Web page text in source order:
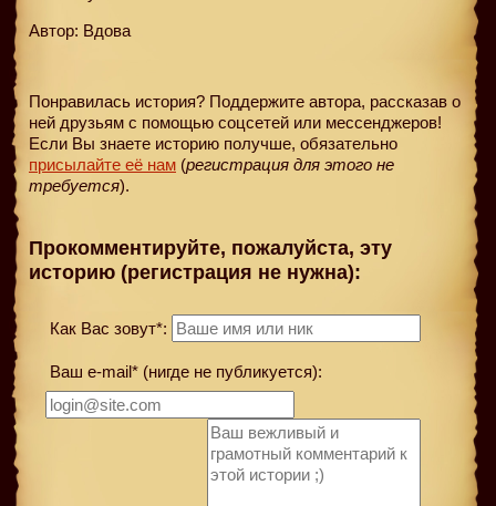
Автор: Вдова
Понравилась история? Поддержите автора, рассказав о
ней друзьям с помощью соцсетей или мессенджеров!
Если Вы знаете историю получше, обязательно
присылайте её нам (регистрация для этого не
требуется).
Прокомментируйте, пожалуйста, эту
историю (регистрация не нужна):
Как Вас зовут*:
Ваш e-mail* (нигде не публикуется):